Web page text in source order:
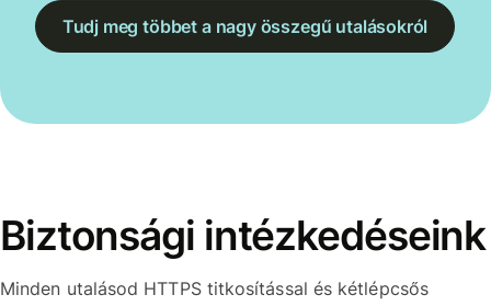
Tudj meg többet a nagy összegű utalásokról
Biztonsági intézkedéseink
Minden utalásod HTTPS titkosítással és kétlépcsős